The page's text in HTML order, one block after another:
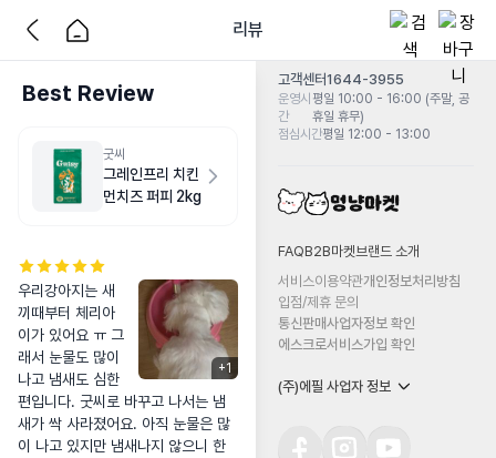
리뷰
Best Review
굿씨
그레인프리 치킨
먼치즈 퍼피 2kg
+1
우리강아지는 새
끼때부터 체리아
이가 있어요 ㅠ 그
래서 눈물도 많이
나고 냄새도 심한
편입니다. 굿씨로 바꾸고 나서는 냄
새가 싹 사라졌어요. 아직 눈물은 많
이 나고 있지만 냄새나지 않으니 한
고객센터1644-3955
운영시
간
평일 10:00 - 16:00 (주말, 공
휴일 휴무)
점심시간평일 12:00 - 13:00
FAQB2B마켓 브랜드 소개
서비스이용약관개인정보처리방침
입점/제휴 문의
통신판매사업자정보 확인
에스크로서비스가입 확인
(주)에필 사업자 정보